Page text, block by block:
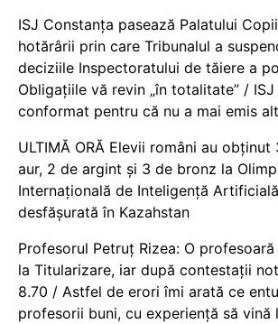
ISJ Constanța pasează Palatului
hotărârii prin care Tribunalul a
deciziile Inspectoratului de tăiere a
Obligațiile vă revin „în totalitate” /
conformat pentru că nu a mai emis
ULTIMĂ ORĂ Elevii români au
aur, 2 de argint și 3 de bronz la
Internațională de Inteligență
desfășurată în Kazahstan
Profesorul Petruț Rizea: O
la Titularizare, iar după contestații
8.70 / Astfel de erori îmi arată ce
profesorii buni, cu experiență să